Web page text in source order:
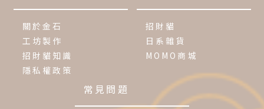
關於金石
工坊製作
招財貓知識
隱私權政策
招財貓
日系雜貨
MOMO商城
常見問題